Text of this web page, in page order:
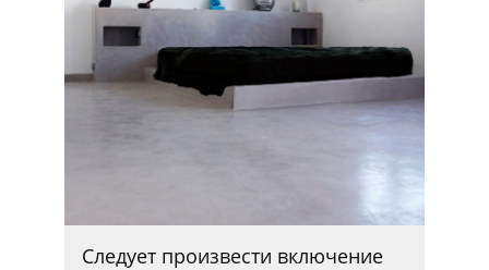
Следует произвести включение